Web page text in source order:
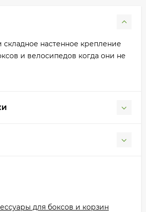
настенное крепление
и велосипедов когда они не
для боксов и корзин